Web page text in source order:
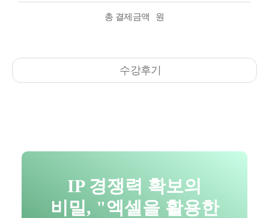
총 결제금액 원
수강후기
IP 경쟁력 확보의
비밀, "엑셀을 활용한